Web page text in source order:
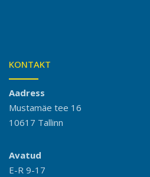
KONTAKT
Aadress
Mustamäe tee 16
10617 Tallinn
Avatud
E-R 9-17